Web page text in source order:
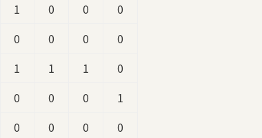
1 0 0
0
0 0 0
0
1 1 1
0
0 0 0
1
0 0 0
0